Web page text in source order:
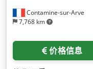
Contamine-sur-Arve
7,768 km
价格信息